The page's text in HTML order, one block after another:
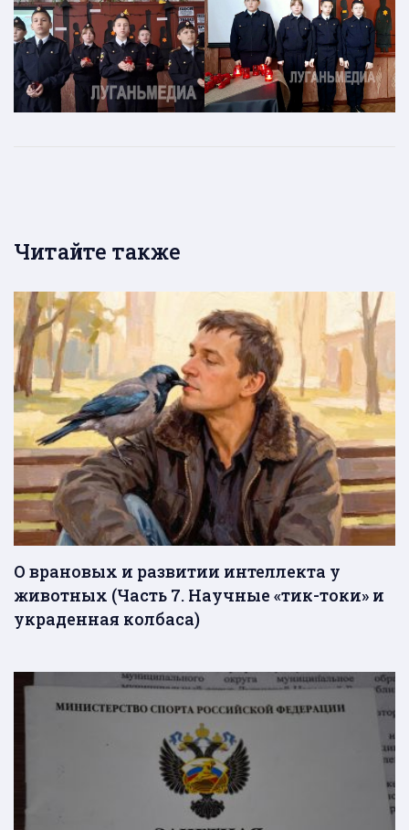
Читайте также
О врановых и развитии интеллекта у
животных (Часть 7. Научные «тик-токи» и
украденная колбаса)